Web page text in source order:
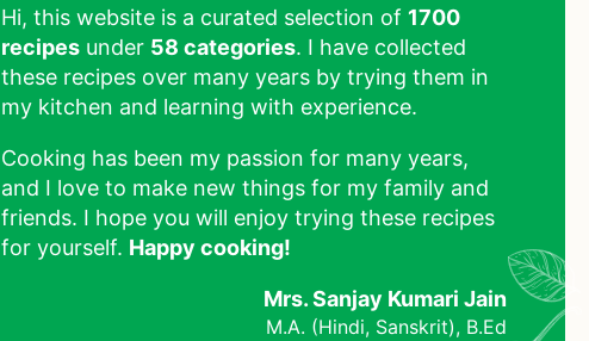
Hi, this website is a curated selection of 1700
recipes under 58 categories. I have collected
these recipes over many years by trying them in
my kitchen and learning with experience.
Cooking has been my passion for many years,
and I love to make new things for my family and
friends. I hope you will enjoy trying these recipes
for yourself. Happy cooking!
Mrs. Sanjay Kumari Jain
M.A. (Hindi, Sanskrit), B.Ed